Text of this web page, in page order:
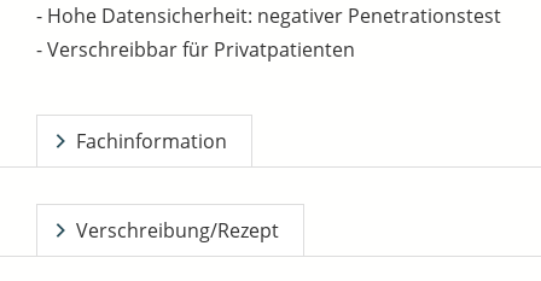
- Hohe Datensicherheit: negativer Penetrationstest
- Verschreibbar für Privatpatienten
Fachinformation
Verschreibung/Rezept